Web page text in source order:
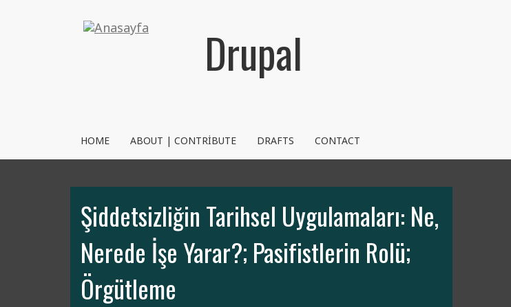
Drupal
NVRM
HOME ABOUT | CONTRIBUTE DRAFTS CONTACT
Şiddetsizliğin Tarihsel Uygulamaları: Ne,
Nerede İşe Yarar?; Pasifistlerin Rolü;
Örgütleme